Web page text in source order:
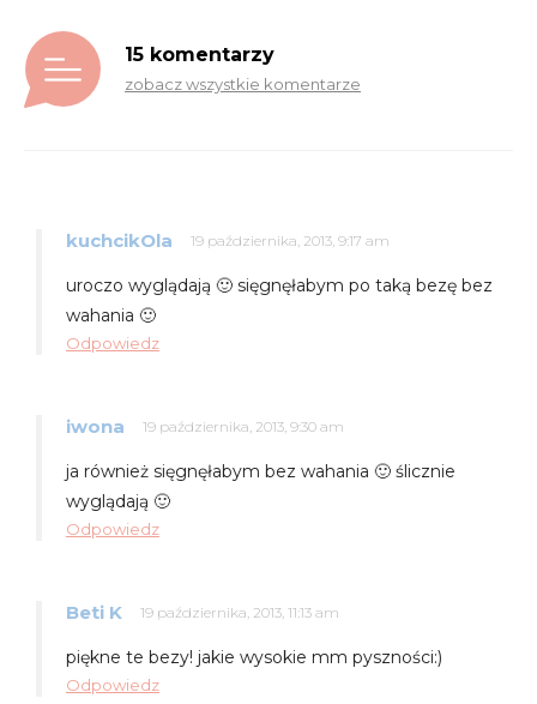
15 komentarzy
zobacz wszystkie komentarze
kuchcikOla 19 października, 2013, 9:17 am
uroczo wyglądają 🙂 sięgnęłabym po taką bezę bez
wahania 🙂
Odpowiedz
iwona 19 października, 2013, 9:30 am
ja również sięgnęłabym bez wahania 🙂 ślicznie
wyglądają 🙂
Odpowiedz
Beti K 19 października, 2013, 11:13 am
piękne te bezy! jakie wysokie mm pyszności:)
Odpowiedz